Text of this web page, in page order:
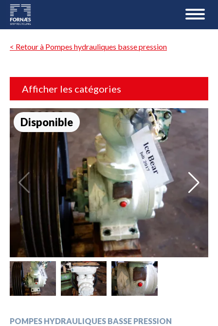
< Retour à Pompes hydrauliques basse pression
Afficher les catégories
Disponible
POMPES HYDRAULIQUES BASSE PRESSION